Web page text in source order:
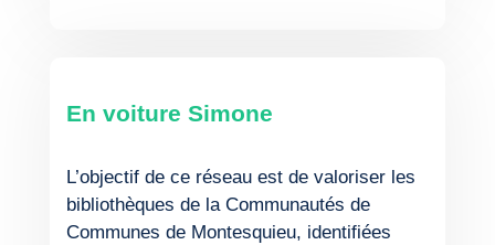
En voiture Simone
L’objectif de ce réseau est de valoriser les
bibliothèques de la Communautés de
Communes de Montesquieu, identifiées